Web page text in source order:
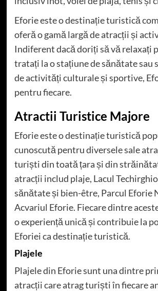
Eforie este o destinație turistică
oferă o gamă largă de atracții și
Indiferent dacă doriți să vă relaxați
tratați la o stațiune de sănătate sau
de activități culturale și sportive,
pentru fiecare.
Atractii Turistice Majore
Eforie este o destinație turistică
cunoscută pentru diversele sale
turiști din toată țara și din
atracții includ plaje, Lacul
sănătate și bien-être, Parcul Eforie
Acvariul Eforie. Fiecare dintre
o experiență unică și contribuie la
Eforiei ca destinație turistică.
Plajele
Plajele din Eforie sunt una dintre
atracții care atrag turiști în fiecare